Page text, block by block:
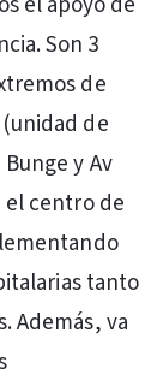
Son 3
de
de
y Av
el centro de
tanto
Además, va